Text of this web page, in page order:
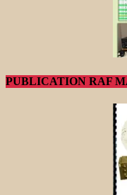
PUBLICATION RAF